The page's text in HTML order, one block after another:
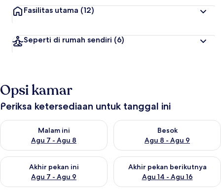
Fasilitas utama (12)
Seperti di rumah sendiri (6)
Opsi kamar
Periksa ketersediaan untuk tanggal ini
Malam ini
Agu 7 - Agu 8
Periksa ketersediaan untuk malam ini Agu 7 - Agu 8
Besok
Agu 8 - Agu 9
Periksa ketersediaan untuk
Akhir pekan ini
Agu 7 - Agu 9
Periksa ketersediaan untuk akhir pekan ini Agu 7 - Agu 9
Akhir pekan berikutnya
Agu 14 - Agu 16
Periksa ketersediaan untuk